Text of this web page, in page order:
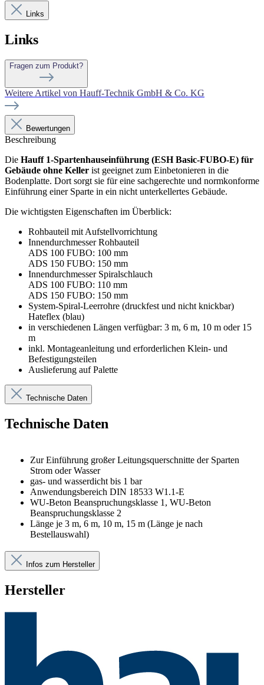
Links
Links
Fragen zum Produkt?
Weitere Artikel von Hauff-Technik GmbH & Co. KG
Bewertungen
Beschreibung
Die Hauff 1-Spartenhauseinführung (ESH Basic-FUBO-E) für
Gebäude ohne Keller ist geeignet zum Einbetonieren in die
Bodenplatte. Dort sorgt sie für eine sachgerechte und normkonforme
Einführung einer Sparte in ein nicht unterkellertes Gebäude.
Die wichtigsten Eigenschaften im Überblick:
Rohbauteil mit Aufstellvorrichtung
Innendurchmesser Rohbauteil
ADS 100 FUBO: 100 mm
ADS 150 FUBO: 150 mm
Innendurchmesser Spiralschlauch
ADS 100 FUBO: 110 mm
ADS 150 FUBO: 150 mm
System-Spiral-Leerrohre (druckfest und nicht knickbar)
Hateflex (blau)
in verschiedenen Längen verfügbar: 3 m, 6 m, 10 m oder 15
m
inkl. Montageanleitung und erforderlichen Klein- und
Befestigungsteilen
Auslieferung auf Palette
Technische Daten
Technische Daten
Zur Einführung großer Leitungsquerschnitte der Sparten
Strom oder Wasser
gas- und wasserdicht bis 1 bar
Anwendungsbereich DIN 18533 W1.1-E
WU-Beton Beanspruchungsklasse 1, WU-Beton
Beanspruchungsklasse 2
Länge je 3 m, 6 m, 10 m, 15 m (Länge je nach
Bestellauswahl)
Infos zum Hersteller
Hersteller